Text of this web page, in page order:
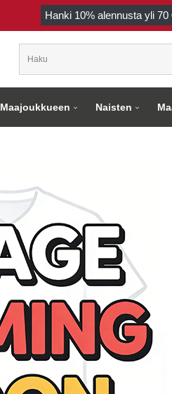
Hanki 10% alennusta yli 70
Maajoukkueen Naisten